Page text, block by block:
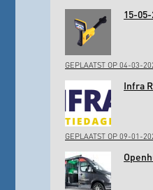
15-
GEPLAATST OP 04-03-
Infra
GEPLAATST OP 09-01-